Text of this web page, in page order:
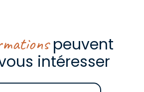
peuvent
intéresser